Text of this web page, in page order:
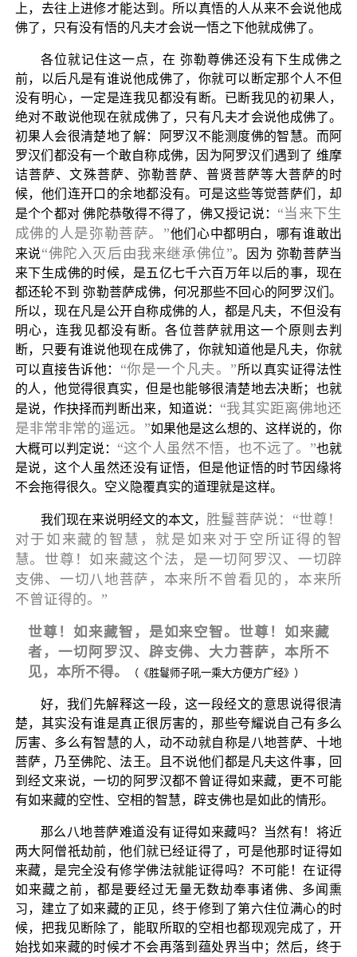
上，去往上进修才能达到。所以真悟的人从来不会说他成
佛了，只有没有悟的凡夫才会说一悟之下他就成佛了。
各位就记住这一点，在 弥勒尊佛还没有下生成佛之
前，以后凡是有谁说他成佛了，你就可以断定那个人不但
没有明心，一定是连我见都没有断。已断我见的初果人，
绝对不敢说他现在就成佛了，只有凡夫才会说他成佛了。
初果人会很清楚地了解：阿罗汉不能测度佛的智慧。而阿
罗汉们都没有一个敢自称成佛，因为阿罗汉们遇到了 维摩
诘菩萨、文殊菩萨、弥勒菩萨、普贤菩萨等大菩萨的时
候，他们连开口的余地都没有。可是这些等觉菩萨们，却
是个个都对 佛陀恭敬得不得了，佛又授记说： “当来下生
成佛的人是弥勒菩萨。”他们心中都明白，哪有谁敢出
来说“佛陀入灭后由我来继承佛位”。因为 弥勒菩萨当
来下生成佛的时候，是五亿七千六百万年以后的事，现在
都还轮不到 弥勒菩萨成佛，何况那些不回心的阿罗汉们。
所以，现在凡是公开自称成佛的人，都是凡夫，不但没有
明心，连我见都没有断。各位菩萨就用这一个原则去判
断，只要有谁说他现在成佛了，你就知道他是凡夫，你就
可以直接告诉他： “你是一个凡夫。”所以真实证得法性
的人，他觉得很真实，但是也能够很清楚地去决断；也就
是说，作抉择而判断出来，知道说： “我其实距离佛地还
是非常非常的遥远。”如果他是这么想的、这样说的，你
大概可以判定说： “这个人虽然不悟，也不远了。”也就
是说，这个人虽然还没有证悟，但是他证悟的时节因缘将
不会拖得很久。空义隐覆真实的道理就是这样。
我们现在来说明经文的本文， 胜鬘菩萨说：“世尊！
对于如来藏的智慧，就是如来对于空所证得的智
慧。世尊！如来藏这个法，是一切阿罗汉、一切辟
支佛、一切八地菩萨，本来所不曾看见的，本来所
不曾证得的。”
世尊！如来藏智，是如来空智。世尊！如来藏
者，一切阿罗汉、辟支佛、大力菩萨，本所不
见，本所不得。
（《胜鬘师子吼一乘大方便方广经》）
好，我们先解释这一段，这一段经文的意思说得很清
楚，其实没有谁是真正很厉害的，那些夸耀说自己有多么
厉害、多么有智慧的人，动不动就自称是八地菩萨、十地
菩萨，乃至佛陀、法王。且不说他们都是凡夫这件事，回
到经文来说，一切的阿罗汉都不曾证得如来藏，更不可能
有如来藏的空性、空相的智慧，辟支佛也是如此的情形。
那么八地菩萨难道没有证得如来藏吗？当然有！将近
两大阿僧祇劫前，他们就已经证得了，可是他那时证得如
来藏，是完全没有修学佛法就能证得吗？不可能！在证得
如来藏之前，都是要经过无量无数劫奉事诸佛、多闻熏
习，建立了如来藏的正见，终于修到了第六住位满心的时
候，把我见断除了，能取所取的空相也都现观完成了，开
始找如来藏的时候才不会再落到蕴处界当中；然后，终于